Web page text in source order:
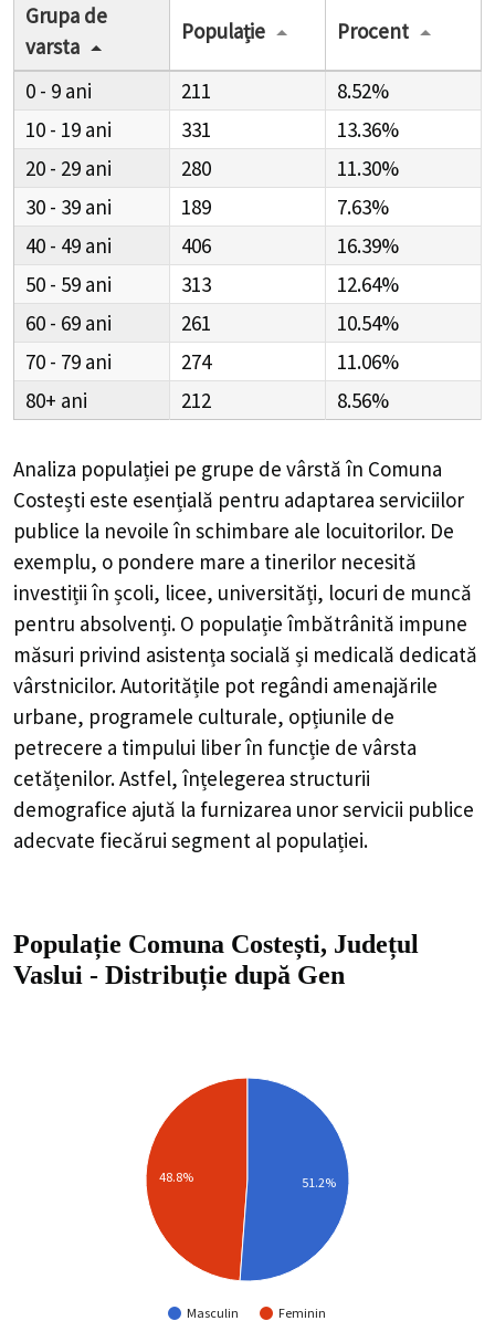
Grupa de
varsta
Populație Procent
0 - 9 211
8.52%
10 - 19
331
13.36%
20 - 29
280
11.30%
30 - 39
189
7.63%
40 - 49
406
16.39%
50 - 59
313
12.64%
60 - 69
261
10.54%
70 - 79
274
11.06%
80+
212 8.56%
Analiza populației pe grupe de vârstă în Comuna
Costești este esențială pentru adaptarea serviciilor
publice la nevoile în schimbare ale locuitorilor. De
exemplu, o pondere mare a tinerilor necesită
investiții în școli, licee, universități, locuri de muncă
pentru absolvenți. O populație îmbătrânită impune
măsuri privind asistența socială și medicală dedicată
vârstnicilor. Autoritățile pot regândi amenajările
urbane, programele culturale, opțiunile de
petrecere a timpului liber în funcție de vârsta
cetățenilor. Astfel, înțelegerea structurii
demografice ajută la furnizarea unor servicii publice
adecvate fiecărui segment al populației.
Populație Comuna Costești, Județul
Vaslui - Distribuție după Gen
Masculin Feminin
48.8% 51.2%